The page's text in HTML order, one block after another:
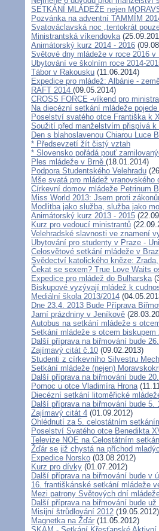
SETKÁNÍ MLÁDEŽE nejen
Pozvánka na adventní TAMMÍM
Svatováclavská noc „tentokrát
Ministrantská víkendovka
Animátorský kurz 2014 - 2016
Světové dny mládeže v roce 2016
Ubytování ve školním roce 2014-
Tábor v Rakousku (11.06.2014)
Expedice pro mládež: Albánie -
RAFT 2014 (09.05.2014)
CROSS FORCE -víkend pro
Na diecézní setkání mládeže
Poselství svatého otce Františka k
Soužití před manželstvím přispívá
Den s blahoslavenou Chiarou Luce
* Předsevzetí žít čistý vztah
* Slovensko pořádá pouť
Ples mládeže v Brně (18.01.2014)
Podpora Studentského Velehradu
Mše svatá pro mládež vranovského
Církevní domov mládeže Petrinum
Miss World 2013: Jsem proti
Modlitba jako služba, služba jako
Animátorský kurz 2013 - 2015
Kurz pro vedoucí ministrantů
Velehradské slavnosti ve znamení
Ubytování pro studenty v Praze -
Celosvětové setkání mládeže v
Svědectví katolického kněze:
Čekat se sexem? True Love Waits
Expedice pro mládež do Bulharska
Biskupové vyzývají mládež k
Mediální škola 2013/2014
Dne 23.4. 2013 Bude Příprava
Jarní prázdniny v Jeníkově
Autobus na setkání mládeže s
Setkání mládeže s otcem biskupem
Další příprava na biřmování bude
Zajímavý citát č.10 (09.02.2013)
Studenti z církevního Silvestru
Setkání mládeže (nejen)
Další příprava na biřmování bude
Pomoc u otce Vladimíra Hrona
Diecézní setkání litoměřické
Další příprava na biřmování bude 5.
Zajímavý citát 4 (01.09.2012)
Ohlédnutí za 5. celostátním
Poselství Svatého otce Benedikta
Televize NOE na Celostátním
Žďár se již chystá na příchod
Expedice Norsko (03.08.2012)
Kurz pro dívky (01.07.2012)
Další příprava na biřmování bude v
16. františkánské setkání mládeže
Mezi patrony Světových dní
Další příprava na biřmování bude
Misijní štrůdlování 2012 (19.05.2012)
Magnetka na Žďár (11.05.2012)